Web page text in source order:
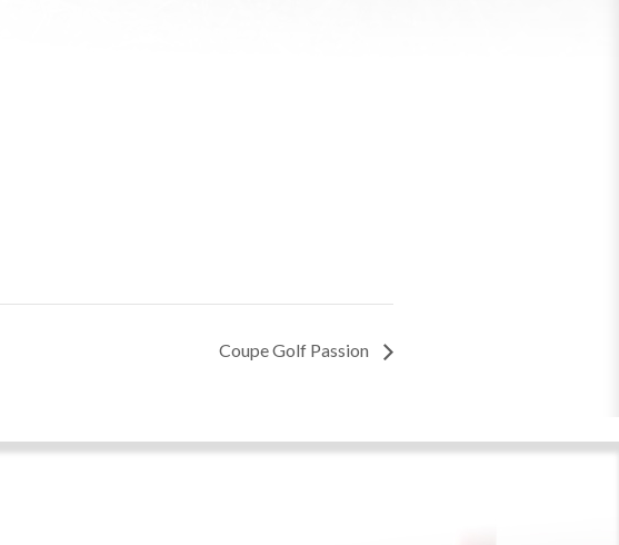
Coupe Golf Passion